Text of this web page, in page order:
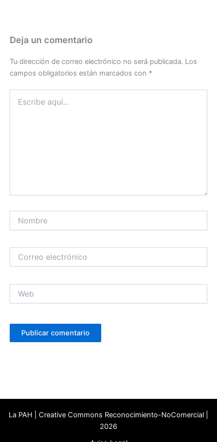
Deja un comentario
Tu dirección de correo electrónico no será publicada. Los
campos obligatorios están marcados con *
aquí...
electrónico
La PAH | Creative Commons Reconocimiento-NoComercial |
2026